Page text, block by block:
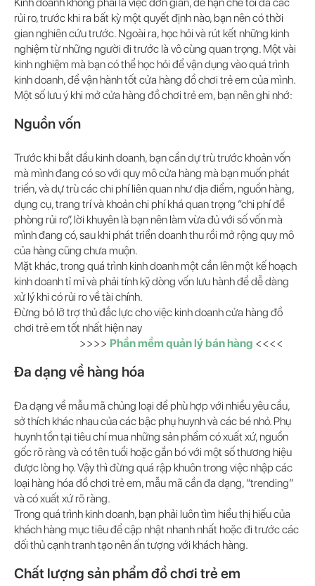
rủi ro, trước khi ra bất kỳ một quyết định nào, bạn nên có thời
gian nghiên cứu trước. Ngoài ra, học hỏi và rút kết những kinh
nghiệm từ những người đi trước là vô cùng quan trọng. Một vài
kinh nghiệm mà bạn có thể học hỏi để vận dụng vào quá trình
kinh doanh, để vận hành tốt cửa hàng đồ chơi trẻ em của mình.
Một số lưu ý khi mở cửa hàng đồ chơi trẻ em, bạn nên ghi nhớ:
Nguồn vốn
Trước khi bắt đầu kinh doanh, bạn cần dự trù trước khoản vốn
mà mình đang có so với quy mô cửa hàng mà bạn muốn phát
triển, và dự trù các chi phí liên quan như địa điểm, nguồn hàng,
dụng cụ, trang trí và khoản chi phí khá quan trọng “chi phí đề
phòng rủi ro”, lời khuyên là bạn nên làm vừa đủ với số vốn mà
mình đang có, sau khi phát triển doanh thu rồi mở rộng quy mô
của hàng cũng chưa muộn.
Mặt khác, trong quá trình kinh doanh một cần lên một kế hoạch
kinh doanh tỉ mỉ và phải tính kỹ dòng vốn lưu hành để dễ dàng
xử lý khi có rủi ro về tài chính.
Đừng bỏ lỡ trợ thủ đắc lực cho việc kinh doanh cửa hàng đồ
chơi trẻ em tốt nhất hiện nay
>>>> Phần mềm quản lý bán hàng <<<<
Đa dạng về hàng hóa
Đa dạng về mẫu mã chủng loại để phù hợp với nhiều yêu cầu,
sở thích khác nhau của các bậc phụ huynh và các bé nhỏ. Phụ
huynh tồn tại tiêu chí mua những sản phẩm có xuất xứ, nguồn
gốc rõ ràng và có tên tuổi hoặc gắn bó với một số thương hiệu
được lòng họ. Vậy thì đừng quá rập khuôn trong việc nhập các
loại hàng hóa đồ chơi trẻ em, mẫu mã cần đa dạng, “trending”
và có xuất xứ rõ ràng.
Trong quá trình kinh doanh, bạn phải luôn tìm hiểu thị hiếu của
khách hàng mục tiêu để cập nhật nhanh nhất hoặc đi trước các
đối thủ cạnh tranh tạo nên ấn tượng với khách hàng.
Chất lượng sản phẩm đồ chơi trẻ em